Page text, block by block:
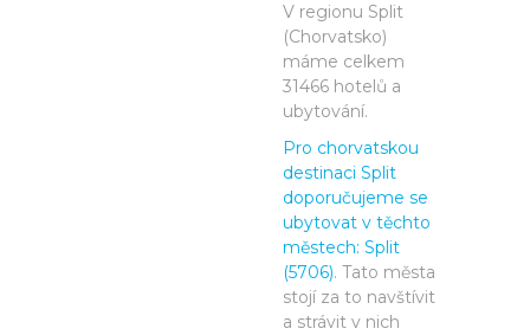
V regionu Split
(Chorvatsko)
máme celkem
31466 hotelů a
ubytování.
Pro chorvatskou
destinaci Split
doporučujeme se
ubytovat v těchto
městech: Split
(5706). Tato města
stojí za to navštívit
a strávit v nich